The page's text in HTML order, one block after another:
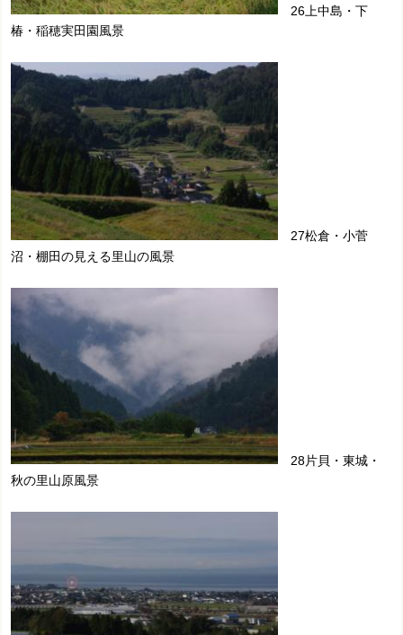
26上中島・下
椿・稲穂実田園風景
27松倉・小菅
沼・棚田の見える里山の風景
28片貝・東城・
秋の里山原風景